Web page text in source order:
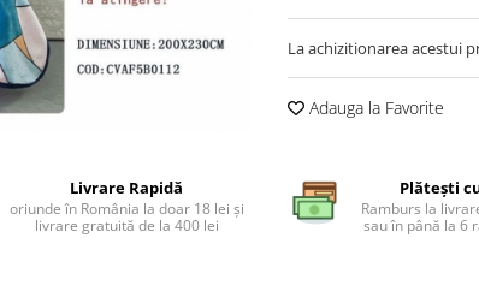
La achizitionarea acestui
Adauga la Favorite
Livrare Rapidă
oriunde în România la doar 18 lei și
livrare gratuită de la 400 lei
Plătești
Ramburs la
sau în până la 6